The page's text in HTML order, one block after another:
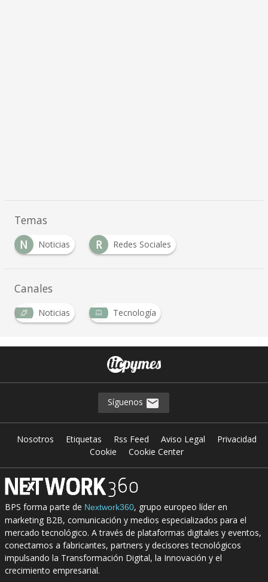
Temas
N
Noticias R Redes Sociales
Canales
Noticias Tecnología
Síguenos
Nosotros Etiquetas Rss Feed Aviso Legal
Privacidad
Cookie
Cookie Center
BPS forma parte de Nextwork360, grupo europeo líder en
marketing B2B, comunicación y medios especializados para el
mercado tecnológico. A través de plataformas digitales y eventos,
conectamos a fabricantes, partners y decisores tecnológicos
impulsando la Transformación Digital, la Innovación y el
crecimiento empresarial.